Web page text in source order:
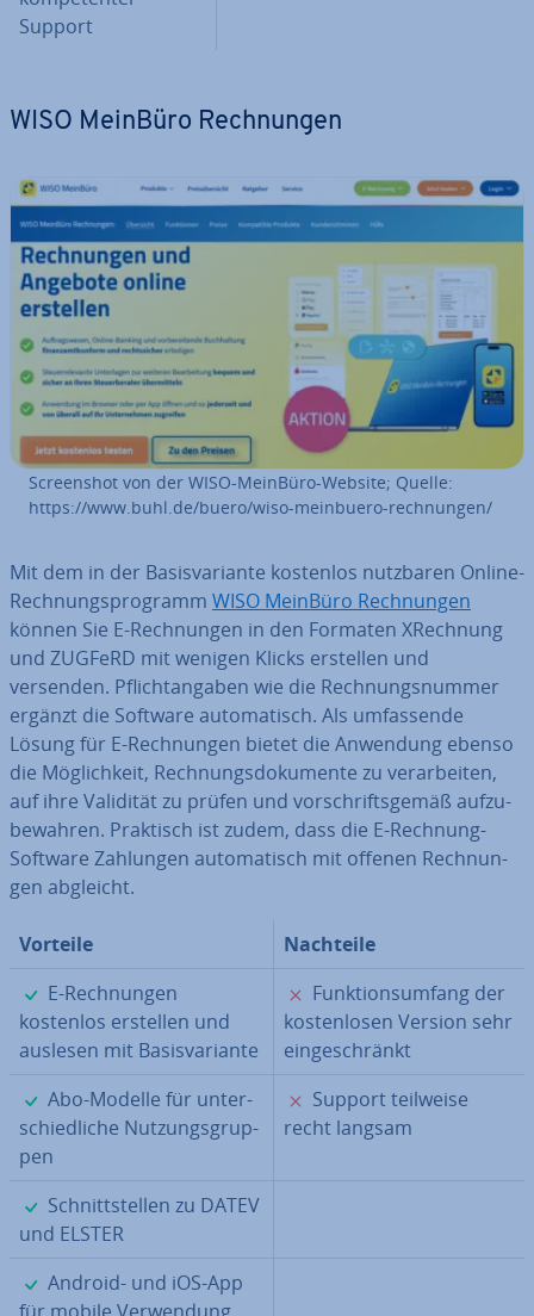
Support
WISO MeinBüro Rech­nun­gen
Screen­shot von der WISO-MeinBüro-Website; Quelle:
https://www.buhl.de/buero/wiso-meinbuero-rech­nun­gen/
Mit dem in der Ba­sis­va­ri­an­te kostenlos nutzbaren Online-
Rech­nungs­pro­gramm WISO MeinBüro Rech­nun­gen
können Sie E-Rech­nun­gen in den Formaten XRechnung
und ZUGFeRD mit wenigen Klicks erstellen und
versenden. Pflicht­an­ga­ben wie die Rech­nungs­num­mer
ergänzt die Software au­to­ma­tisch. Als um­fas­sen­de
Lösung für E-Rech­nun­gen bietet die Anwendung ebenso
die Mög­lich­keit, Rech­nungs­do­ku­men­te zu ver­ar­bei­ten,
auf ihre Validität zu prüfen und vor­schrifts­ge­mäß auf­zu­
be­wah­ren. Praktisch ist zudem, dass die E-Rechnung-
Software Zahlungen au­to­ma­tisch mit offenen Rech­nun­
gen abgleicht.
Vorteile
Nachteile
✓
E-Rech­nun­gen
kostenlos erstellen und
auslesen mit Ba­sis­va­ri­an­te
✗
Funk­ti­ons­um­fang der
kos­ten­lo­sen Version sehr
ein­ge­schränkt
✓
Abo-Modelle für un­ter­
schied­li­che Nut­zungs­grup­
pen
✗
Support teilweise
recht langsam
✓
Schnitt­stel­len zu DATEV
und ELSTER
✓
Android- und iOS-App